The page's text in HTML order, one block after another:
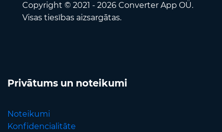
Copyright © 2021 - 2026 Converter App OÜ.
Visas tiesības aizsargātas.
Privātums un noteikumi
Noteikumi
Konfidencialitāte